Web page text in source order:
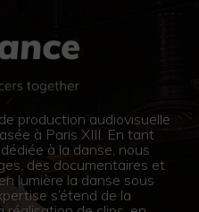
production audiovisuelle
à Paris XIII. En tant
à la danse, nous
des documentaires et
lumière la danse sous
s’étend de la